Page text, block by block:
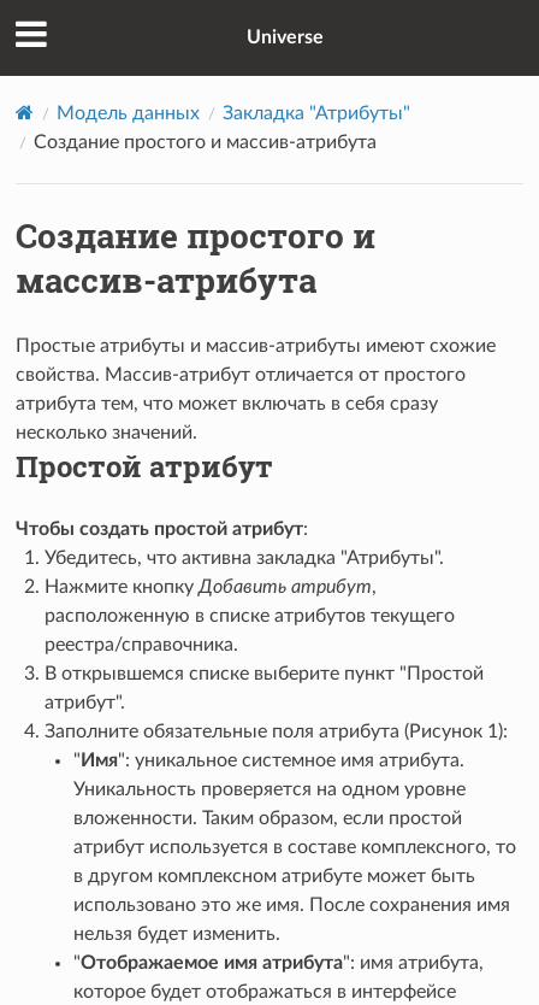
Universe
Модель данных
Закладка "Атрибуты"
Создание простого и массив-атрибута
Создание простого и
массив-атрибута
Простые атрибуты и массив-атрибуты имеют схожие
свойства. Массив-атрибут отличается от простого
атрибута тем, что может включать в себя сразу
несколько значений.
Простой атрибут
Чтобы создать простой атрибут:
Убедитесь, что активна закладка "Атрибуты".
Нажмите кнопку Добавить атрибут,
расположенную в списке атрибутов текущего
реестра/справочника.
В открывшемся списке выберите пункт "Простой
атрибут".
Заполните обязательные поля атрибута (Рисунок 1):
" Имя": уникальное системное имя атрибута.
Уникальность проверяется на одном уровне
вложенности. Таким образом, если простой
атрибут используется в составе комплексного, то
в другом комплексном атрибуте может быть
использовано это же имя. После сохранения имя
нельзя будет изменить.
"Отображаемое имя атрибута": имя атрибута,
которое будет отображаться в интерфейсе